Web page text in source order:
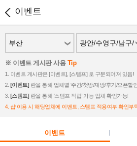
이벤트
부산
광안/수영구/남구/
대연
※ 이벤트 게시판 사용 Tip
1. 이벤트 게시판은 [이벤트], [스템프] 로 구분되어져 있음!
2. [이벤트] 란을 통해 업체별 ‘주간/첫방/재방/후기/오픈할
3. [스템프] 란을 통해 ‘스템프 적립’ 가능 업체 확인가능!
4. 샵 이용 시 해당업체에 이벤트, 스템프 적용여부 확인부
이벤트